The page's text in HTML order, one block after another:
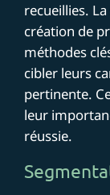
recueillies.
création de
méthodes
cibler leurs
pertinente.
leur
réussie.